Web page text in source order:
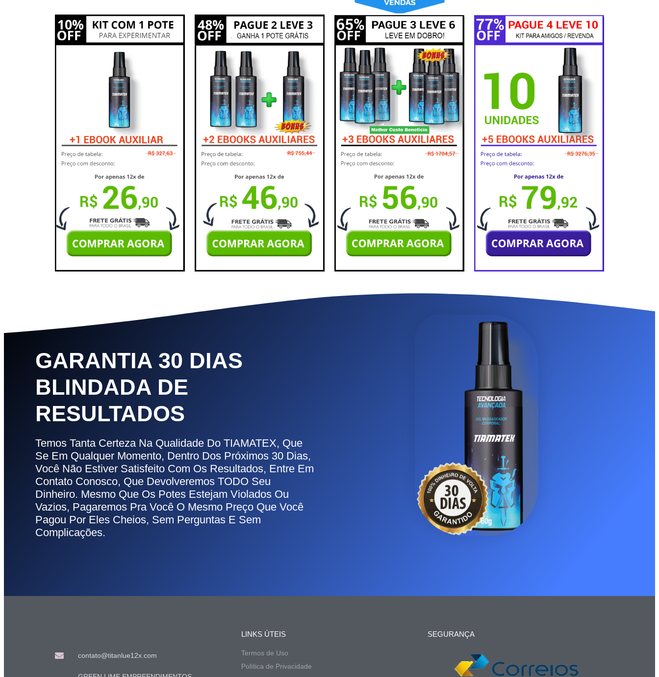
GARANTIA 30 DIAS
BLINDADA DE
RESULTADOS
Temos Tanta Certeza Na Qualidade Do TIAMATEX, Que
Se Em Qualquer Momento, Dentro Dos Próximos 30 Dias,
Você Não Estiver Satisfeito Com Os Resultados, Entre Em
Contato Conosco, Que Devolveremos TODO Seu
Dinheiro. Mesmo Que Os Potes Estejam Violados Ou
Vazios, Pagaremos Pra Você O Mesmo Preço Que Você
Pagou Por Eles Cheios, Sem Perguntas E Sem
Complicações.
contato@titanlue12x.com
LINKS ÚTEIS
Termos de Uso
Política de Privacidade
SEGURANÇA